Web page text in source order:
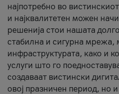
најпотребно во
и најквалитетен можен
решенија стои нашата
стабилна и сигурна мрежа,
инфраструктурата, како и
услуги што го
создаваат вистински
овој празничен период, но